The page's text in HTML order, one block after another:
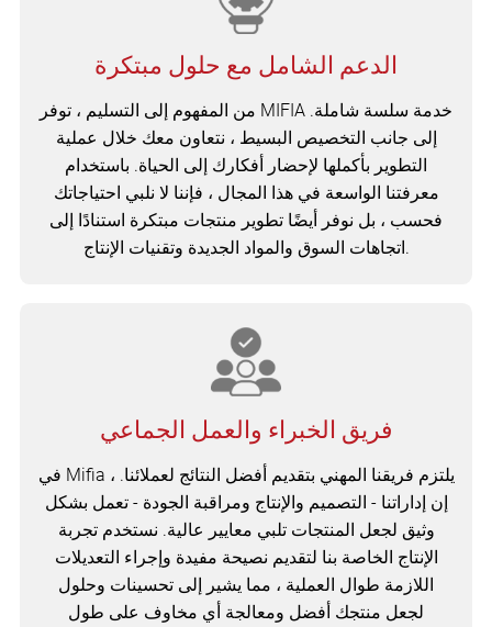
الدعم الشامل مع حلول مبتكرة
من المفهوم إلى التسليم ، توفر MIFIA خدمة سلسة شاملة.
إلى جانب التخصيص البسيط ، نتعاون معك خلال عملية
التطوير بأكملها لإحضار أفكارك إلى الحياة. باستخدام
معرفتنا الواسعة في هذا المجال ، فإننا لا نلبي احتياجاتك
فحسب ، بل نوفر أيضًا تطوير منتجات مبتكرة استنادًا إلى
اتجاهات السوق والمواد الجديدة وتقنيات الإنتاج.
فريق الخبراء والعمل الجماعي
في Mifia ، يلتزم فريقنا المهني بتقديم أفضل النتائج لعملائنا.
إن إداراتنا - التصميم والإنتاج ومراقبة الجودة - تعمل بشكل
وثيق لجعل المنتجات تلبي معايير عالية. نستخدم تجربة
الإنتاج الخاصة بنا لتقديم نصيحة مفيدة وإجراء التعديلات
اللازمة طوال العملية ، مما يشير إلى تحسينات وحلول
لجعل منتجك أفضل ومعالجة أي مخاوف على طول